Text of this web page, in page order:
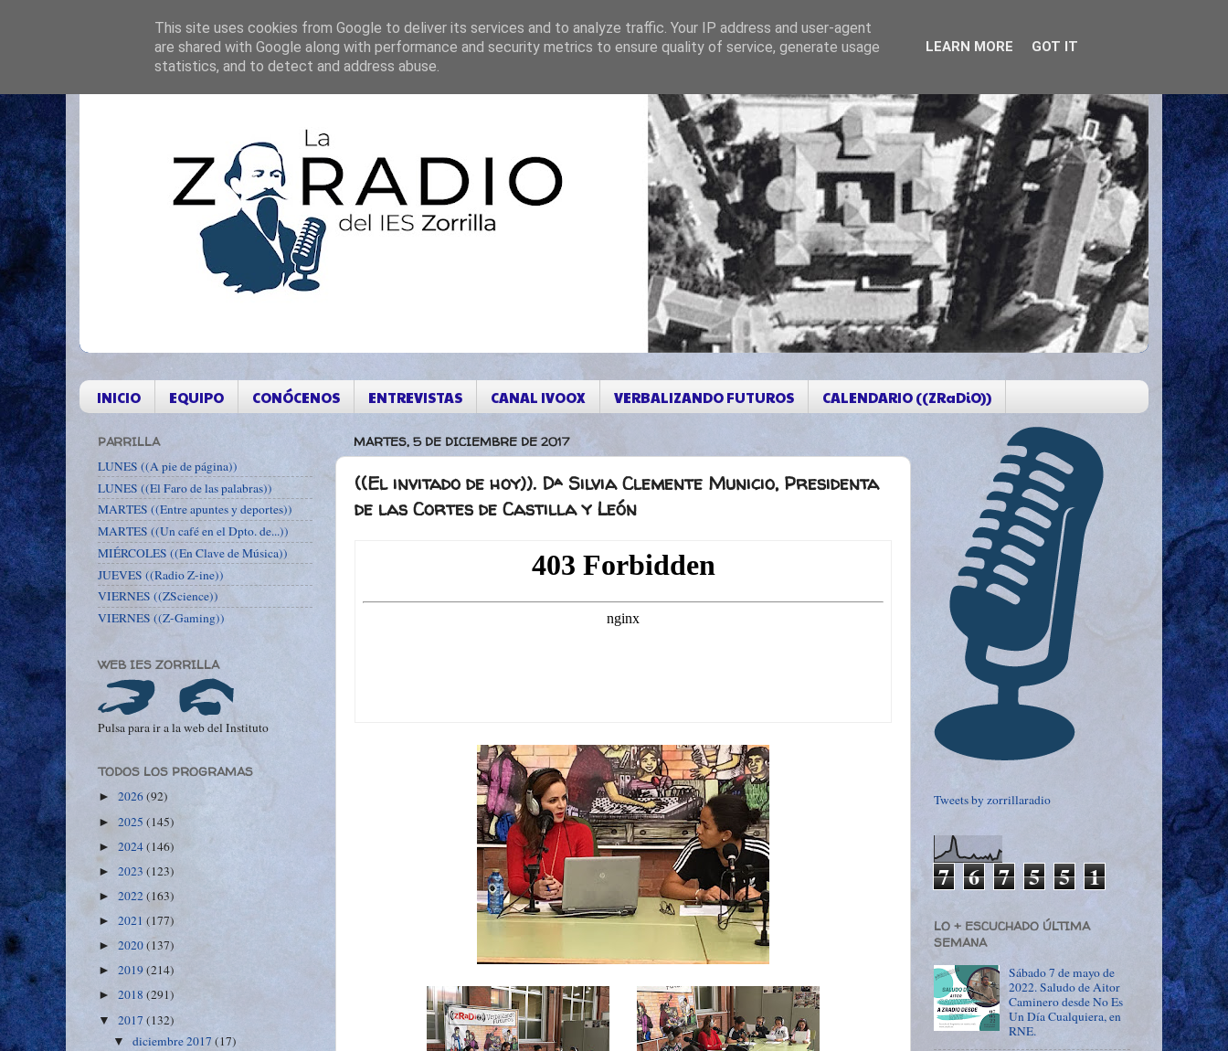
INICIO EQUIPO CONÓCENOS ENTREVISTAS CANAL IVOOX VERBALIZANDO FUTUROS CALENDARIO ((ZRaDiO))
MARTES, 5 DE DICIEMBRE DE 2017
((El invitado de hoy)). Dª Silvia Clemente Municio, Presidenta
de las Cortes de Castilla y León
PARRILLA
LUNES ((A pie de página))
LUNES ((El Faro de las palabras))
MARTES ((Entre apuntes y deportes))
MARTES ((Un café en el Dpto. de...))
MIÉRCOLES ((En Clave de Música))
JUEVES ((Radio Z-ine))
VIERNES ((ZScience))
VIERNES ((Z-Gaming))
WEB IES ZORRILLA
Pulsa para ir a la web del Instituto
TODOS LOS PROGRAMAS
► 2026(92)
► 2025 (145)
► 2024(146)
► 2023 (123)
► 2022(163)
► 2021 (177)
► 2020(137)
► 2019(214)
► 2018 (291)
▼ 2017 (132)
▼diciembre 2017(17)
Tweets by zorrillaradio
7 6 7 5 5 1
LO + ESCUCHADO ÚLTIMA
SEMANA
Sábado 7 de mayo de
2022. Saludo de Aitor
Caminero desde No Es
Un Día Cualquiera, en
RNE.
This site uses cookies from Google to deliver its services and to analyze traffic. Your IP address and user-agent
are shared with Google along with performance and security metrics to ensure quality of service, generate usage
statistics, and to detect and address abuse.
LEARN MORE GOT IT